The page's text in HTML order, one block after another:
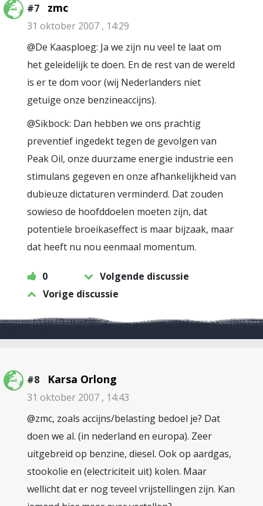
#7 zmc
31 oktober 2007 , 14:29
@De Kaasploeg: Ja we zijn nu veel te laat om
het geleidelijk te doen. En de rest van de wereld
is er te dom voor (wij Nederlanders niet
getuige onze benzineaccijns).
@Sikbock: Dan hebben we ons prachtig
preventief ingedekt tegen de gevolgen van
Peak Oil, onze duurzame energie industrie een
stimulans gegeven en onze afhankelijkheid van
dubieuze dictaturen verminderd. Dat zouden
sowieso de hoofddoelen moeten zijn, dat
potentiele broeikaseffect is maar bijzaak, maar
dat heeft nu nou eenmaal momentum.
0
Volgende discussie
Vorige discussie
#8 Karsa Orlong
31 oktober 2007 , 14:43
@zmc, zoals accijns/belasting bedoel je? Dat
doen we al. (in nederland en europa). Zeer
uitgebreid op benzine, diesel. Ook op aardgas,
stookolie en (electriciteit uit) kolen. Maar
wellicht dat er nog teveel vrijstellingen zijn. Kan